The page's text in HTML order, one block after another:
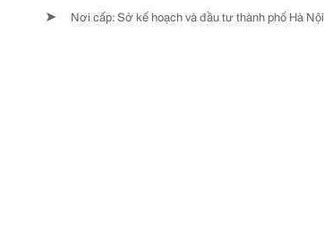
➤ Nơi cấp: Sở kế hoạch và đầu tư thành phố Hà Nội